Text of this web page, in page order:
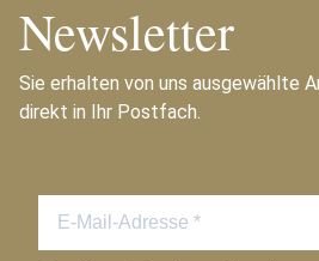
Newsletter
Sie erhalten von uns ausgewählte
direkt in Ihr Postfach.